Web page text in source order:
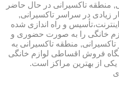
منطقه تاکسیرانی در حال حاضر
زیادی در سراسر تاکسیرانی,
و راه اندازی شده
خانگی را به صورت حضوری و
منطقه تاکسیرانی به
فروش اقساطی لوازم خانگی
یکی از بهترین مراکز است.